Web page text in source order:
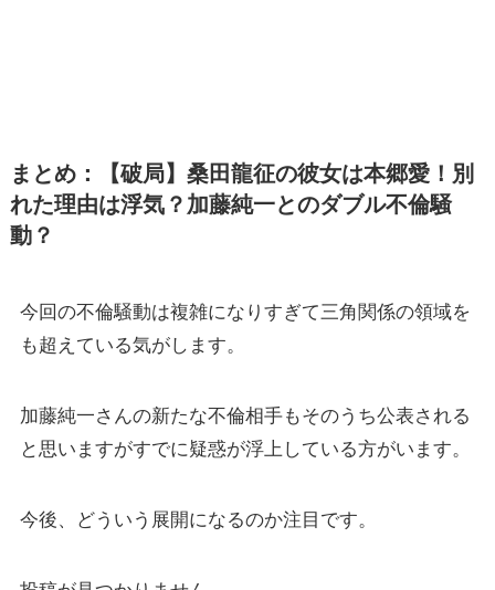
まとめ：【破局】桑田龍征の彼女は本郷愛！別
れた理由は浮気？加藤純一とのダブル不倫騒
動？
今回の不倫騒動は複雑になりすぎて三角関係の領域を
も超えている気がします。
加藤純一さんの新たな不倫相手もそのうち公表される
と思いますがすでに疑惑が浮上している方がいます。
今後、どういう展開になるのか注目です。